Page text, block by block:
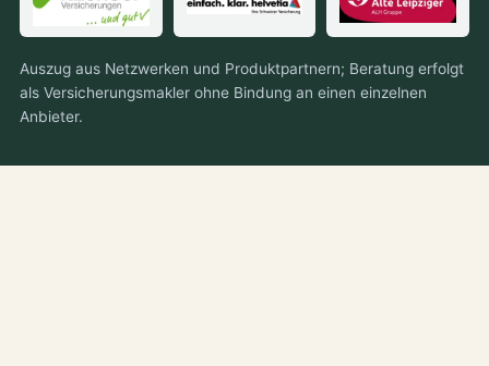
Auszug aus Netzwerken und Produktpartnern; Beratung erfolgt
als Versicherungsmakler ohne Bindung an einen einzelnen
Anbieter.